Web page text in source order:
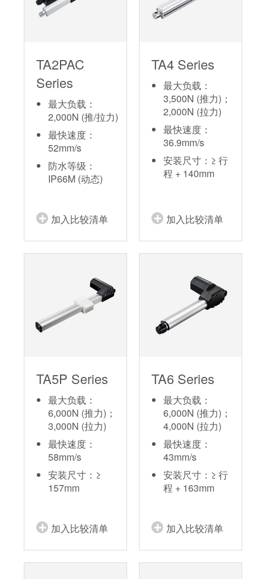
TA2PAC
Series
最大负载：
2,000N (推/拉力)
最快速度：
52mm/s
防水等级：
IP66M (动态)
加入比较清单
TA4 Series
最大负载：
3,500N (推力)；
2,000N (拉力)
最快速度：
36.9mm/s
安装尺寸：≥ 行
程 + 140mm
加入比较清单
TA5P Series
最大负载：
6,000N (推力)；
3,000N (拉力)
最快速度：
58mm/s
安装尺寸：≥
157mm
加入比较清单
TA6 Series
最大负载：
6,000N (推力)；
4,000N (拉力)
最快速度：
43mm/s
安装尺寸：≥ 行
程 + 163mm
加入比较清单